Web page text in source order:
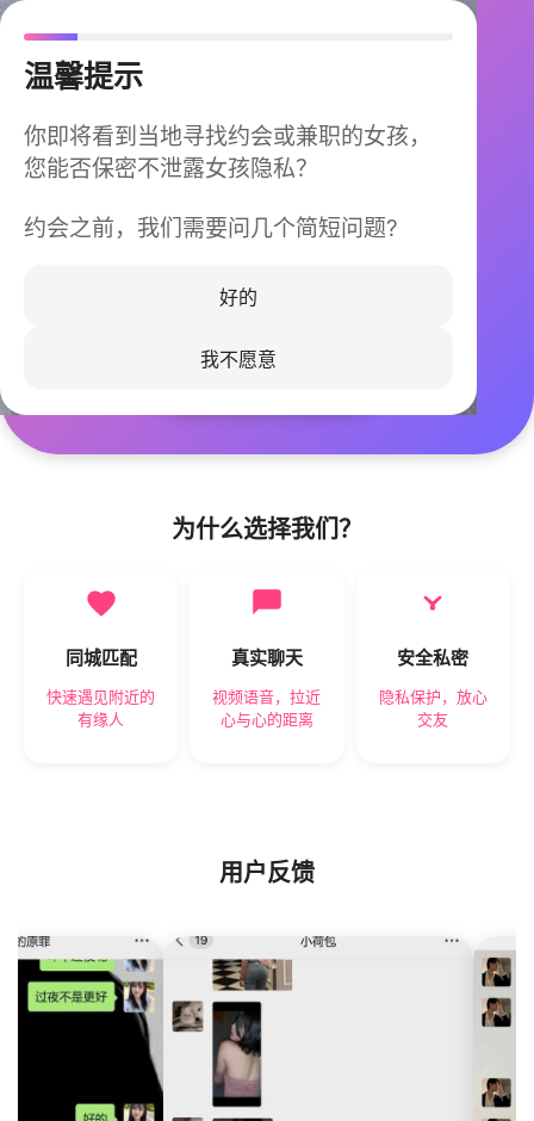
温馨提示
你即将看到当地寻找约会或兼职的女孩，
您能否保密不泄露女孩隐私？
约会之前，我们需要问几个简短问题?
好的
我不愿意
今晚不再孤单
同城快速匹配，马上认识身边的TA
立即下载
为什么选择我们？
同城匹配
快速遇见附近的
有缘人
真实聊天
视频语音，拉近
心与心的距离
安全私密
隐私保护，放心
交友
用户反馈